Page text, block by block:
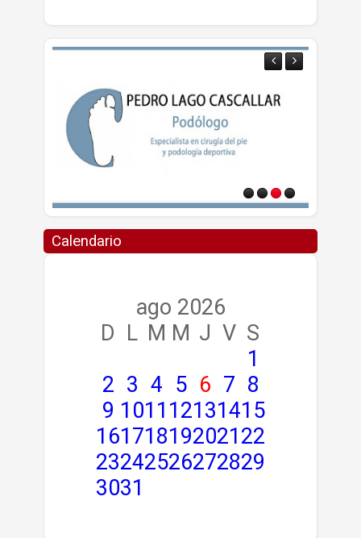
Calendario
ago 2026
D L M M J V S
1
2 3 4 5 6 7 8
9 1011 12131415
16171819202122
23242526272829
3031